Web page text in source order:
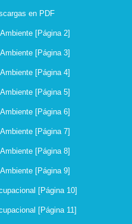
en PDF
[Página 2]
[Página 3]
[Página 4]
[Página 5]
[Página 6]
[Página 7]
[Página 8]
[Página 9]
[Página 10]
[Página 11]